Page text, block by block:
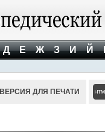
Д Е Ж З И Й
ВЕРСИЯ ДЛЯ ПЕЧАТИ